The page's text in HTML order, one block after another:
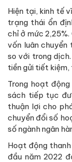
Hiện tại, kinh tế
trạng thái ổn
chỉ ở mức
vốn luân chuyển
so với trong
tiền gửi tiết kiệm,
Trong hoạt
sách tiếp tục
thuận lợi cho
chuyển đổi số
số ngành ngân
Hoạt động
đầu năm 2022